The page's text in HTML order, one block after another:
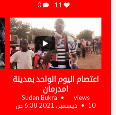
ستوديو بكرة فيديو
ستوديو بكرة، مع
وتقديم درة قمبو
ستوديو بكرة فيديو
برنامج ستوديو بكرة،
وتقديم درة قمبو
11
0
...
اعتصام اليوم الواحد بمدينة
امدرمان
Sudan Bukra
views
10 ديسمبر، 2021 6:38 ص